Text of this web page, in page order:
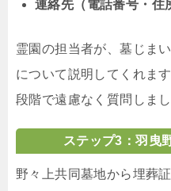
連絡先（電話番号・住
霊園の担当者が、墓じま
について説明してくれま
段階で遠慮なく質問しまし
ステップ3：羽曳
野々上共同墓地から埋葬